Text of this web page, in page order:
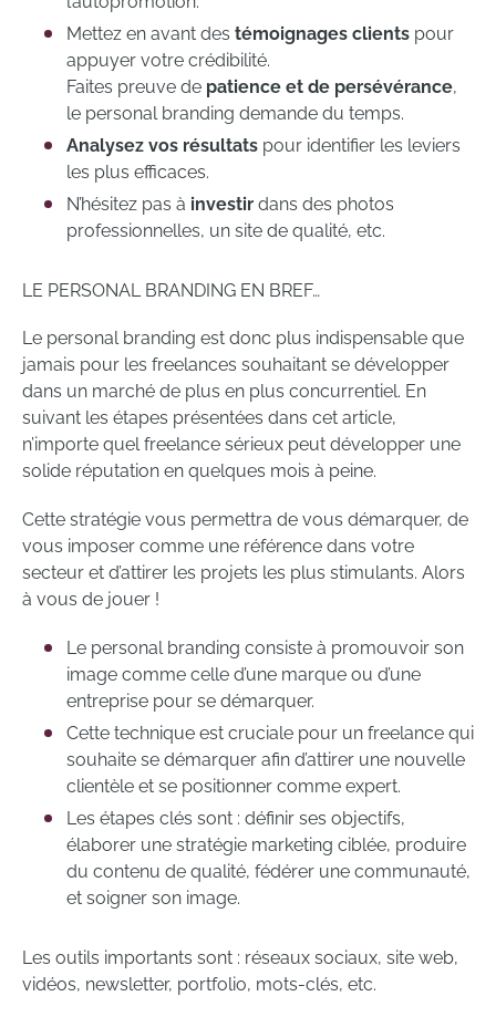
Mettez en avant des témoignages clients pour
appuyer votre crédibilité.
Faites preuve de patience et de persévérance,
le personal branding demande du temps.
Analysez vos résultats pour identifier les leviers
les plus efficaces.
N’hésitez pas à investir dans des photos
professionnelles, un site de qualité, etc.
LE PERSONAL BRANDING EN BREF…
Le personal branding est donc plus indispensable que
jamais pour les freelances souhaitant se développer
dans un marché de plus en plus concurrentiel. En
suivant les étapes présentées dans cet article,
n’importe quel freelance sérieux peut développer une
solide réputation en quelques mois à peine.
Cette stratégie vous permettra de vous démarquer, de
vous imposer comme une référence dans votre
secteur et d’attirer les projets les plus stimulants. Alors
à vous de jouer !
Le personal branding consiste à promouvoir son
image comme celle d’une marque ou d’une
entreprise pour se démarquer.
Cette technique est cruciale pour un freelance qui
souhaite se démarquer afin d’attirer une nouvelle
clientèle et se positionner comme expert.
Les étapes clés sont : définir ses objectifs,
élaborer une stratégie marketing ciblée, produire
du contenu de qualité, fédérer une communauté,
et soigner son image.
Les outils importants sont : réseaux sociaux, site web,
vidéos, newsletter, portfolio, mots-clés, etc.